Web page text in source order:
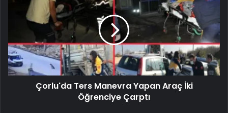
Çorlu'da Ters Manevra Yapan Araç İki
Öğrenciye Çarptı